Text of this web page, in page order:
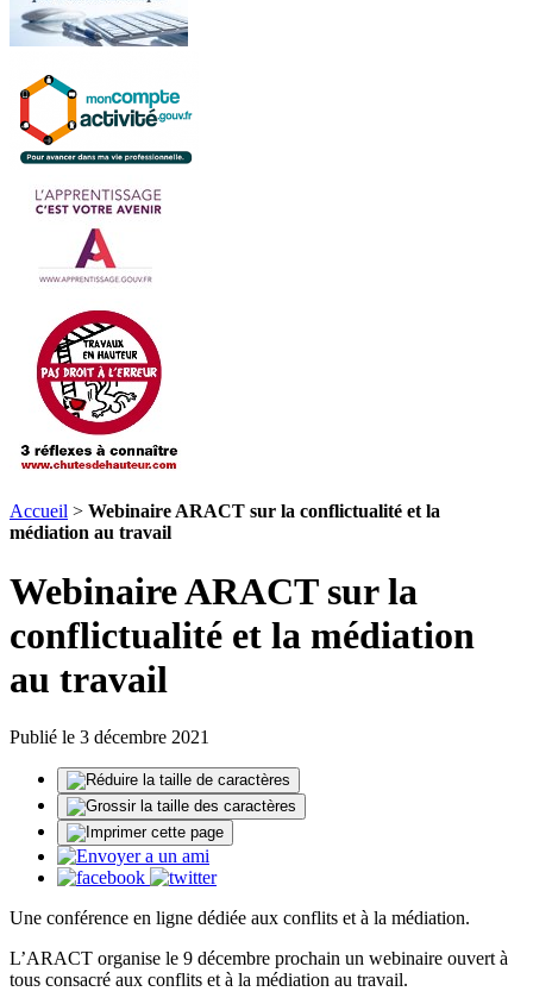
Accueil > Webinaire ARACT sur la conflictualité et la
médiation au travail
Webinaire ARACT sur la
conflictualité et la médiation
au travail
Publié le 3 décembre 2021
Une conférence en ligne dédiée aux conflits et à la médiation.
L’ARACT organise le 9 décembre prochain un webinaire ouvert à
tous consacré aux conflits et à la médiation au travail.